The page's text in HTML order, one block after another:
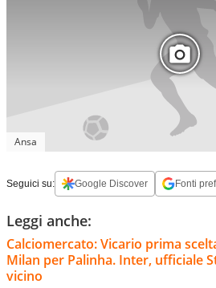
Ansa
Seguici su: Google Discover Fonti
Leggi anche:
Calciomercato: Vicario prima
Milan per Palinha. Inter, ufficiale
vicino